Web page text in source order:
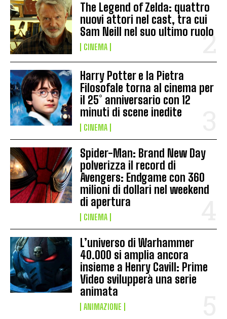
The Legend of Zelda: quattro
nuovi attori nel cast, tra cui
Sam Neill nel suo ultimo ruolo
CINEMA
Harry Potter e la Pietra
Filosofale torna al cinema per
il 25° anniversario con 12
minuti di scene inedite
CINEMA
Spider-Man: Brand New Day
polverizza il record di
Avengers: Endgame con 360
milioni di dollari nel weekend
di apertura
CINEMA
L’universo di Warhammer
40.000 si amplia ancora
insieme a Henry Cavill: Prime
Video svilupperà una serie
animata
ANIMAZIONE